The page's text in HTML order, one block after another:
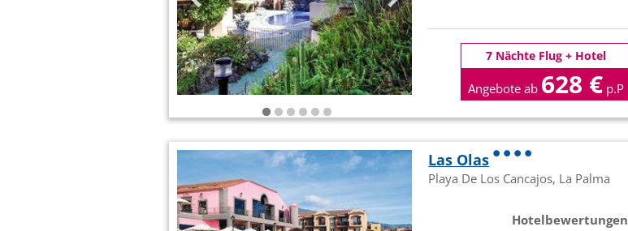
7 Nächte Flug + Hotel
Angebote ab 628 € p.P
Las Olas
Playa De Los Cancajos, La Palma
Hotelbewertungen